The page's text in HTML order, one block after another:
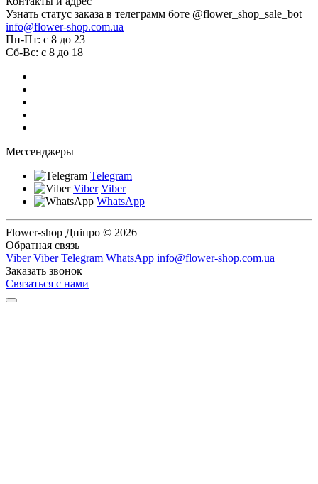
Узнать статус заказа в телеграмм боте @flower_shop_sale_bot
info@flower-shop.com.ua
Пн-Пт: с 8 до 23
Сб-Вс: с 8 до 18
Мессенджеры
Telegram
Viber Viber
WhatsApp
Flower-shop Дніпро © 2026
Обратная связь
Viber Viber Telegram WhatsApp info@flower-shop.com.ua
Заказать звонок
Связаться с нами